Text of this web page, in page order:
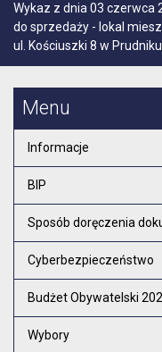
Wykaz z dnia 03 czerwca
do sprzedaży - lokal
ul. Kościuszki 8 w Prudniku
Menu
Informacje
BIP
Sposób doręczenia
Cyberbezpieczeństwo
Budżet Obywatelski
Wybory